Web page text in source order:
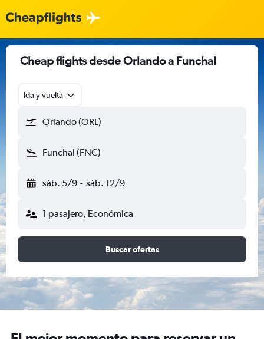
Cheap flights desde Orlando a Funchal
Ida y vuelta
Orlando (ORL)
Funchal (FNC)
sáb. 5/9 - sáb. 12/9
1 pasajero, Económica
Buscar ofertas